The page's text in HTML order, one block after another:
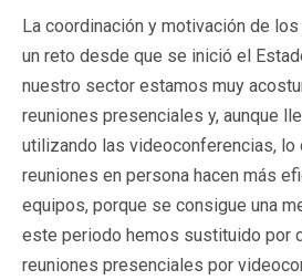
La coordinación y motivación de
un reto desde que se inició el
nuestro sector estamos muy
reuniones presenciales y, aunque
utilizando las videoconferencias, lo
reuniones en persona hacen más
equipos, porque se consigue una
este periodo hemos sustituido por
reuniones presenciales por